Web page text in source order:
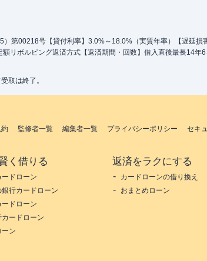
第00218号【貸付利率】3.0%～18.0%（実質年率）【遅延
リボルビング返済方式【返済期間・回数】借入直後最長14
取は終了。
監修者一覧 編集者一覧 プライバシーポリシー セキ
く借りる
ドローン
行カードローン
ドローン
ードローン
ーン
返済をラクにする
カードローンの借り換え
おまとめローン